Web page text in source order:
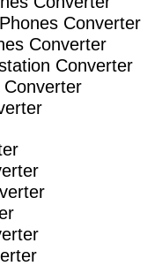
Converter
Converter
Converter